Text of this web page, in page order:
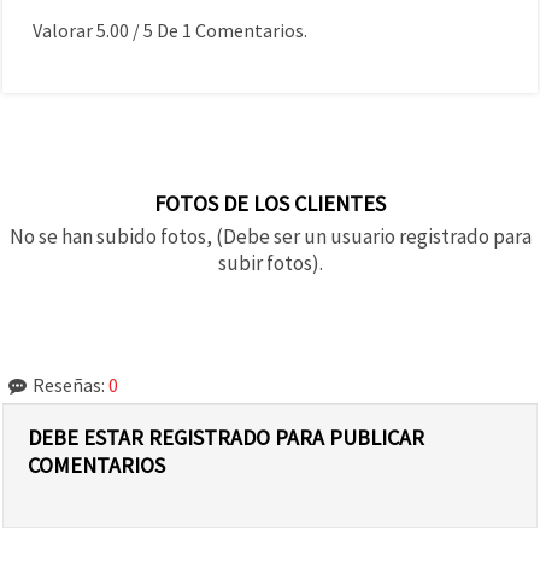
Valorar5.00 /5 De 1 Comentarios.
FOTOS DE LOS CLIENTES
No se han subido fotos, (Debe ser un usuario registrado para
subir fotos).
Reseñas: 0
DEBE ESTAR REGISTRADO PARA PUBLICAR
COMENTARIOS